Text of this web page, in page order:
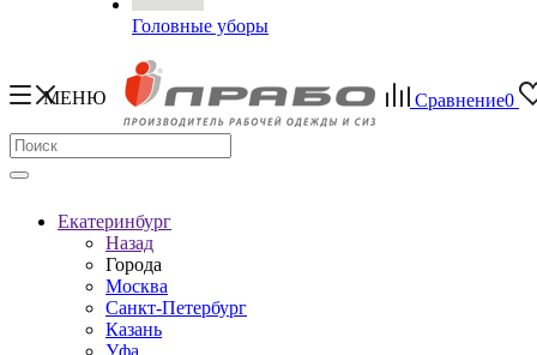
Головные уборы
МЕНЮ Сравнение0
Екатеринбург
Назад
Города
Москва
Санкт-Петербург
Казань
Уфа